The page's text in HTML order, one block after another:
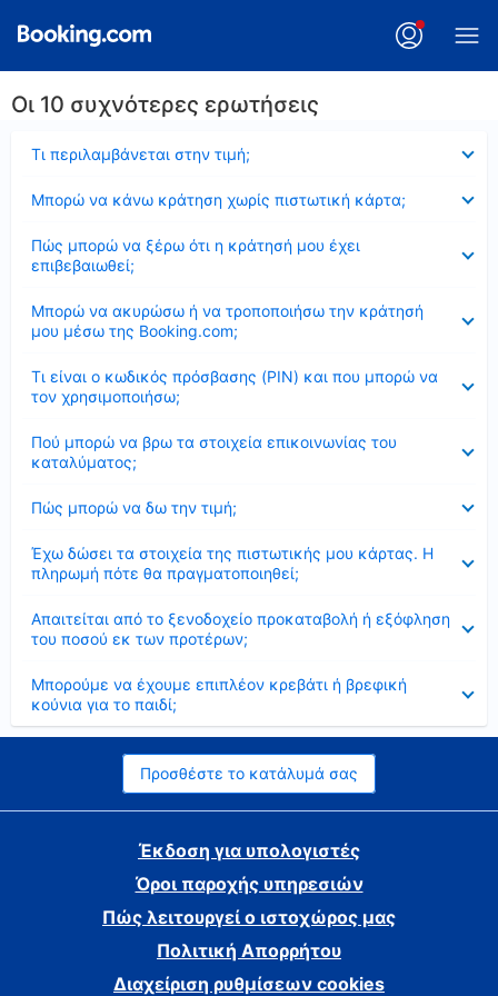
Οι 10 συχνότερες ερωτήσεις
Τι περιλαμβάνεται στην τιμή;
Μπορώ να κάνω κράτηση χωρίς πιστωτική κάρτα;
Πώς μπορώ να ξέρω ότι η κράτησή μου έχει
επιβεβαιωθεί;
Μπορώ να ακυρώσω ή να τροποποιήσω την κράτησή
μου μέσω της Booking.com;
Τι είναι ο κωδικός πρόσβασης (PIN) και που μπορώ να
τον χρησιμοποιήσω;
Πού μπορώ να βρω τα στοιχεία επικοινωνίας του
καταλύματος;
Πώς μπορώ να δω την τιμή;
Έχω δώσει τα στοιχεία της πιστωτικής μου κάρτας. Η
πληρωμή πότε θα πραγματοποιηθεί;
Απαιτείται από το ξενοδοχείο προκαταβολή ή εξόφληση
του ποσού εκ των προτέρων;
Μπορούμε να έχουμε επιπλέον κρεβάτι ή βρεφική
κούνια για το παιδί;
Προσθέστε το κατάλυμά σας
Έκδοση για υπολογιστές
Όροι παροχής υπηρεσιών
Πώς λειτουργεί ο ιστοχώρος μας
Πολιτική Απορρήτου
Διαχείριση ρυθμίσεων cookies